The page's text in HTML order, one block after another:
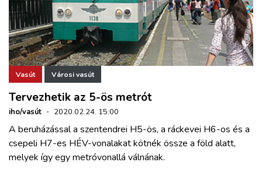
Vasút Városi vasút
Tervezhetik az 5-ös metrót
iho/vasút · 2020.02.24. 15:00
A beruházással a szentendrei H5-ös, a ráckevei H6-os és a
csepeli H7-es HÉV-vonalakat kötnék össze a föld alatt,
melyek így egy metróvonallá válnának.